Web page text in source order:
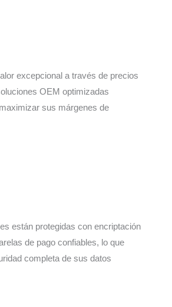
excepcional a través de precios
OEM optimizadas
sus márgenes de
están protegidas con encriptación
de pago confiables, lo que
completa de sus datos